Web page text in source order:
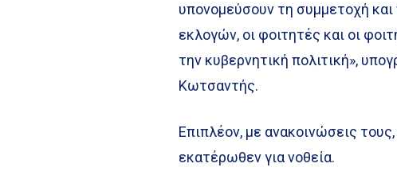
υπονομεύσουν τη συμμετοχή
εκλογών, οι φοιτητές και οι
την κυβερνητική πολιτική»,
Κωτσαντής.
Επιπλέον, με ανακοινώσεις
εκατέρωθεν για νοθεία.